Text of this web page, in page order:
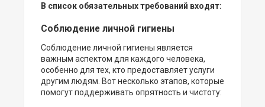
В список обязательных требований входят:
Соблюдение личной гигиены
Соблюдение личной гигиены является
важным аспектом для каждого человека,
особенно для тех, кто предоставляет услуги
другим людям. Вот несколько этапов, которые
помогут поддерживать опрятность и чистоту: